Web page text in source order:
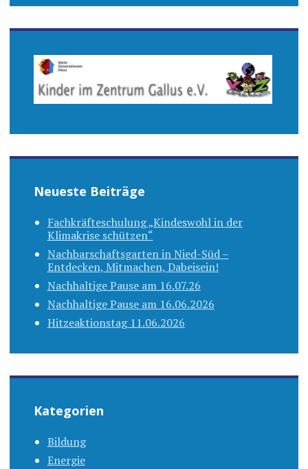
Neueste Beiträge
Fachkräfteschulung „Kindeswohl in der
Klimakrise schützen“
Nachbarschaftsgarten in Nied-Süd –
Entdecken, Mitmachen, Dabeisein!
Nachhaltige Pause am 16.07.26
Nachhaltige Pause am 16.06.2026
Hitzeaktionstag 11.06.2026
Kategorien
Bildung
Energie